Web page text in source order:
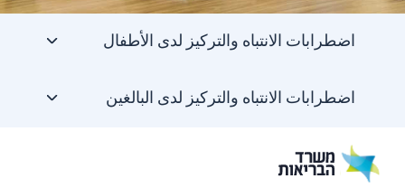
اضطرابات الانتباه والتركيز لدى الأطفال
اضطرابات الانتباه والتركيز لدى البالغين